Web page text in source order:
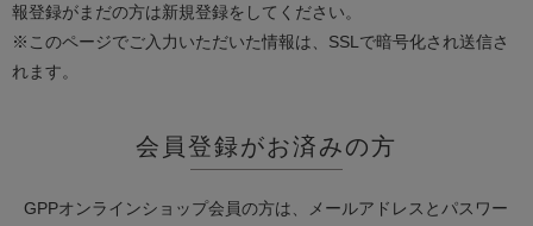
報登録がまだの方は新規登録をしてください。
※このページでご入力いただいた情報は、SSLで暗号化され送信さ
れます。
会員登録がお済みの方
GPPオンラインショップ会員の方は、メールアドレスとパスワー